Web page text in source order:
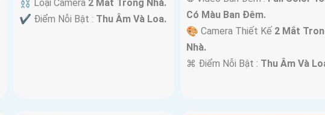
⛓ Loại Camera 2 Mắt Trong Nhà.
️✔️ Điểm Nỗi Bật : Thu Âm Và Loa.
Có Màu Ban Ðêm.
🎨 Camera Thiết Kế 2 Mắt
Nhà.
️⌘ Điểm Nỗi Bật : Thu Âm Và